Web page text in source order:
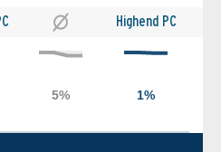
Highend PC